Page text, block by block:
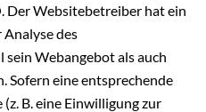
Der Websitebetreiber hat ein
des
Webangebot als auch
Sofern eine entsprechende
B. eine Einwilligung zur